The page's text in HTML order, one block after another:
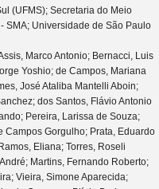
(UFMS); Secretaria do Meio
SMA; Universidade de São Paulo
Marco Antonio; Bernacci, Luis
Yoshio; de Campos, Mariana
José Ataliba Mantelli Aboin;
dos Santos, Flávio Antonio
Pereira, Larissa de Souza;
Campos Gorgulho; Prata, Eduardo
Eliana; Torres, Roseli
Martins, Fernando Roberto;
Vieira, Simone Aparecida;